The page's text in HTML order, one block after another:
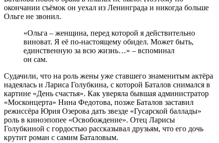
окончании съёмок он уехал из Ленинграда и никогда больше
Ольге не звонил.
«Ольга – женщина, перед которой я действительно
виноват. Я её по-настоящему обидел. Может быть,
единственную за всю жизнь…» – вспоминал
он сам.
Судачили, что на роль жены уже ставшего знаменитым актёра
надеялась и Лариса Голубкина, с которой Баталов снимался в
картине «День счастья». Как уверяла бывшая администратор
«Мос­концерта» Нина Федотова, позже Баталов заставил
режиссёра Юрия Озерова дать звезде «Гусарской баллады»
роль в киноэпопее «Освобождение». Отец Ларисы
Голубкиной с гордостью рассказывал друзьям, что его дочь
крутит роман с самим Баталовым.